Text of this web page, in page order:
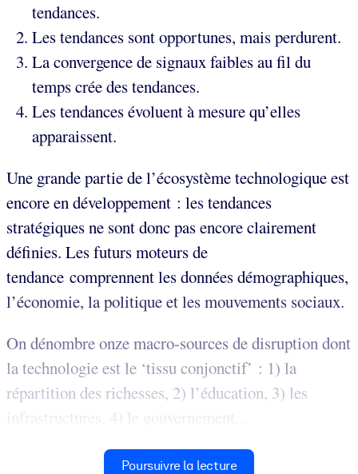
tendances.
Les tendances sont opportunes, mais perdurent.
La convergence de signaux faibles au fil du
temps crée des tendances.
Les tendances évoluent à mesure qu’elles
apparaissent.
Une grande partie de l’écosystème technologique est
encore en développement : les tendances
stratégiques ne sont donc pas encore clairement
définies. Les futurs moteurs de
tendance comprennent les données démographiques,
l’économie, la politique et les mouvements sociaux.
On dénombre onze macro-sources de disruption dont
la technologie est le ‘tissu conjonctif’ : 1) la
répartition des richesses, 2) l’éducation, 3) les
infrastructures, 4) le gouvernement...
Poursuivre la lecture